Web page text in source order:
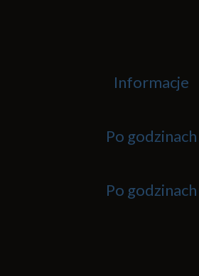
Informacje
Po godzinach
Po godzinach